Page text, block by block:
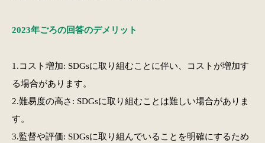
2023年ごろの回答のデメリット
1.コスト増加: SDGsに取り組むことに伴い、コストが増加す
る場合があります。
2.難易度の高さ: SDGsに取り組むことは難しい場合がありま
す。
3.監督や評価: SDGsに取り組んでいることを明確にするため